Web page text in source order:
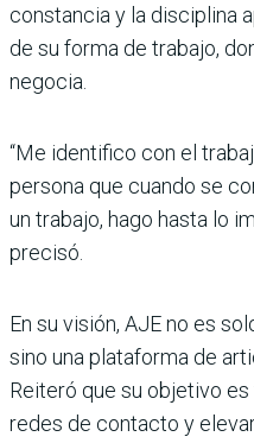
constancia y la disciplina
de su forma de trabajo,
negocia.
“Me identifico con el
persona que cuando se
un trabajo, hago hasta lo
precisó.
En su visión, AJE no es
sino una plataforma de
Reiteró que su objetivo
redes de contacto y